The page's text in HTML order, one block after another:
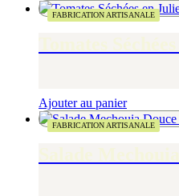
FABRICATION ARTISANALE
Ajouter au panier
FABRICATION ARTISANALE